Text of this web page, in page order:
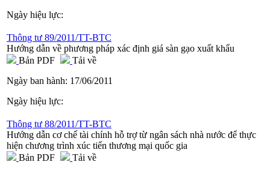
Ngày hiệu lực:
Thông tư 89/2011/TT-BTC
Hướng dẫn về phương pháp xác định giá sàn gạo xuất khẩu
Bản PDF
Tải về
Ngày ban hành: 17/06/2011
Ngày hiệu lực:
Thông tư 88/2011/TT-BTC
Hướng dẫn cơ chế tài chính hỗ trợ từ ngân sách nhà nước để thực
hiện chương trình xúc tiến thương mại quốc gia
Bản PDF
Tải về